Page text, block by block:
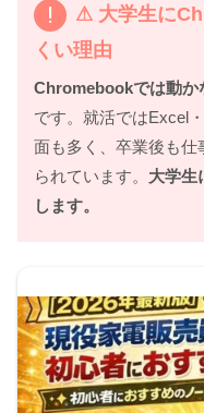
⚠ 大学生に
くい理由
Chromebookでは動か
です。就活ではExcel
面も多く、卒業後も仕
られています。 大学生
します。